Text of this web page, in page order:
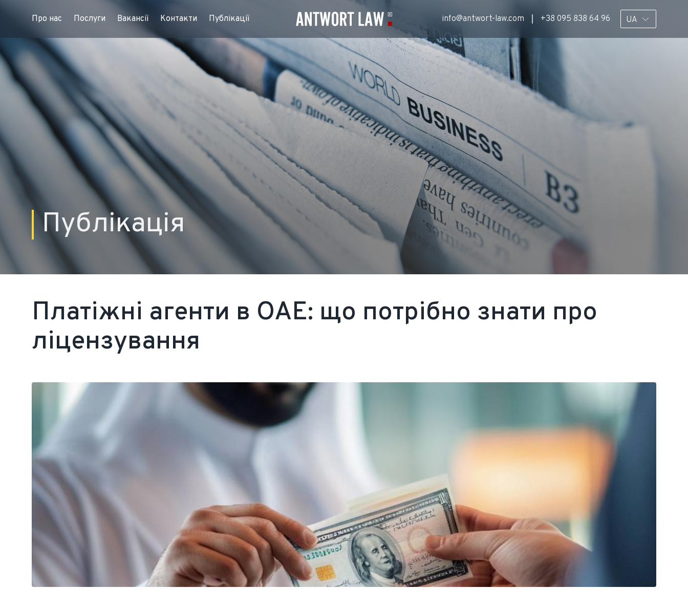
Про нас Послуги Вакансії Контакти Публікації info@antwort-law.com +38 095 838 64 96 UA
Публікація
Платіжні агенти в ОАЕ: що потрібно знати про
ліцензування